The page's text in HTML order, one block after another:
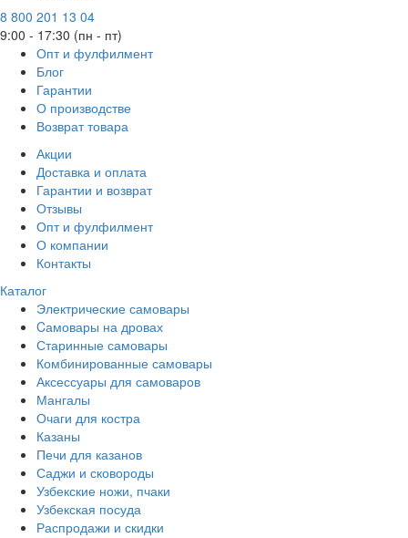
8 800 201 13 04
9:00 - 17:30 (пн - пт)
Опт и фулфилмент
Блог
Гарантии
О производстве
Возврат товара
Акции
Доставка и оплата
Гарантии и возврат
Отзывы
Опт и фулфилмент
О компании
Контакты
Каталог
Электрические самовары
Cамовары на дровах
Старинные самовары
Комбинированные самовары
Аксессуары для самоваров
Мангалы
Очаги для костра
Казаны
Печи для казанов
Саджи и сковороды
Узбекские ножи, пчаки
Узбекская посуда
Распродажи и скидки